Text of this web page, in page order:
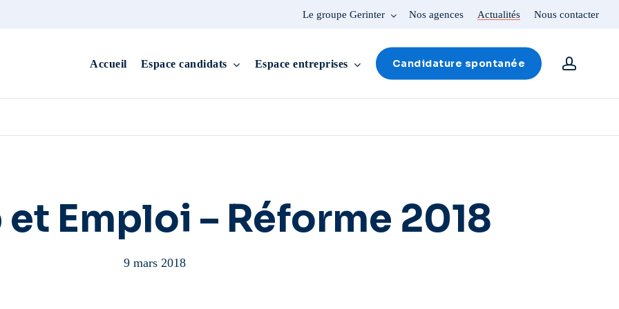
Le groupe Gerinter Nos agences Actualités Nous contacter
Accueil Espace candidats Espace entreprises Candidature spontanée account
Emploi – Réforme 2018
9 mars 2018